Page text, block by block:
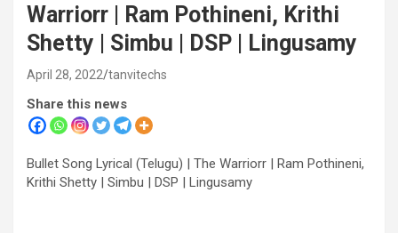
Warriorr | Ram Pothineni, Krithi
Shetty | Simbu | DSP | Lingusamy
April 28, 2022 tanvitechs
Share this news
Bullet Song Lyrical (Telugu) | The Warriorr | Ram Pothineni,
Krithi Shetty | Simbu | DSP | Lingusamy